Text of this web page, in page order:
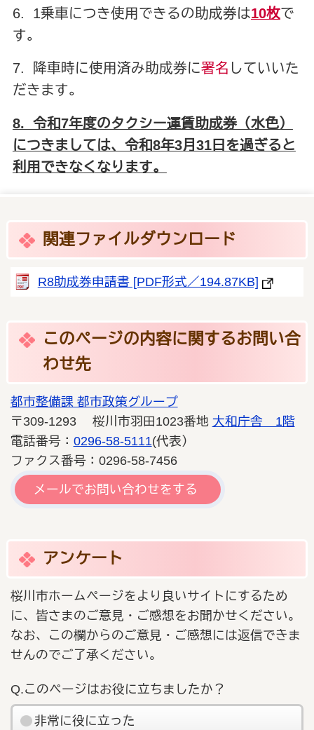
6. 1乗車につき使用できるの助成券は10枚で
す。
7. 降車時に使用済み助成券に署名 していいた
だきます。
8. 令和7年度のタクシー運賃助成券（水色）
につきましては、令和8年3月31日を過ぎると
利用できなくなります。
関連ファイルダウンロード
R8助成券申請書 [PDF形式／194.87KB]
このページの内容に関するお問い合
わせ先
都市整備課 都市政策グループ
〒309-1293 桜川市羽田1023番地 大和庁舎 1階
電話番号： 0296-58-5111(代表）
ファクス番号：0296-58-7456
メールでお問い合わせをする
アンケート
桜川市ホームページをより良いサイトにするため
に、皆さまのご意見・ご感想をお聞かせください。
なお、この欄からのご意見・ご感想には返信できま
せんのでご了承ください。
Q.このページはお役に立ちましたか？
非常に役に立った